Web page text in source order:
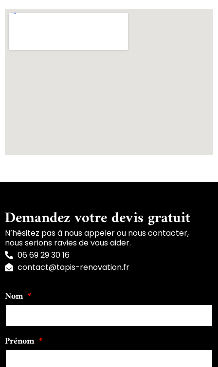
Demandez votre devis gratuit
N’hésitez pas à nous appeler ou nous contacter,
nous serions ravies de vous aider.
06 69 29 30 16
contact@tapis-renovation.fr
Nom
Prénom